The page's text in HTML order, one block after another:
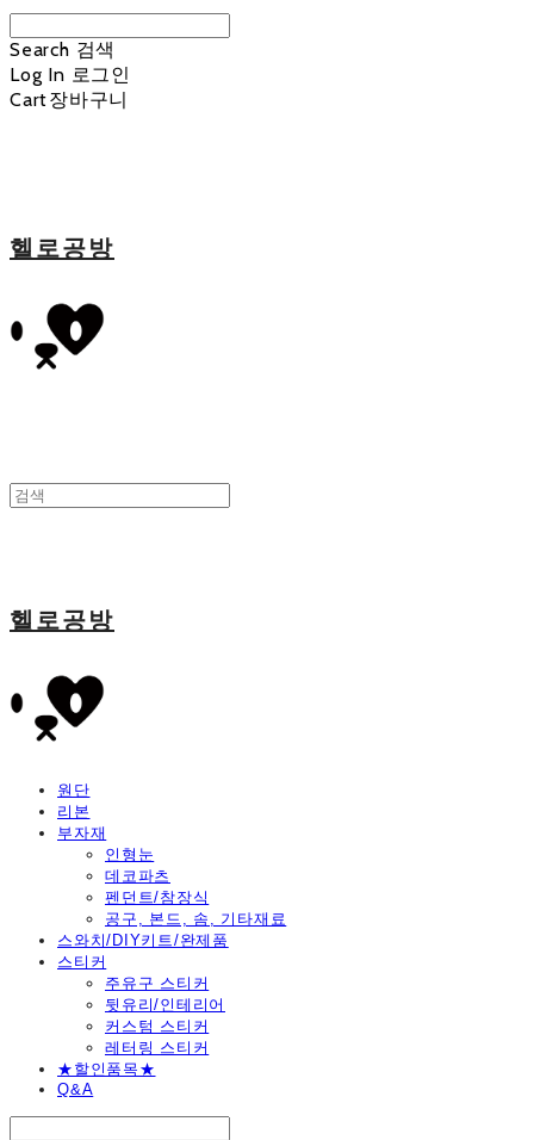
Search 검색
Log In 로그인
Cart장바구니
헬로공방
헬로공방
원단
리본
부자재
인형눈
데코파츠
펜던트/참장식
공구, 본드, 솜, 기타재료
스와치/DIY키트/완제품
스티커
주유구 스티커
뒷유리/인테리어
커스텀 스티커
레터링 스티커
★할인품목★
Q&A